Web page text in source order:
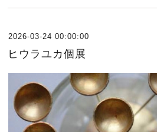
2026-03-24 00:00:00
ヒウラユカ個展